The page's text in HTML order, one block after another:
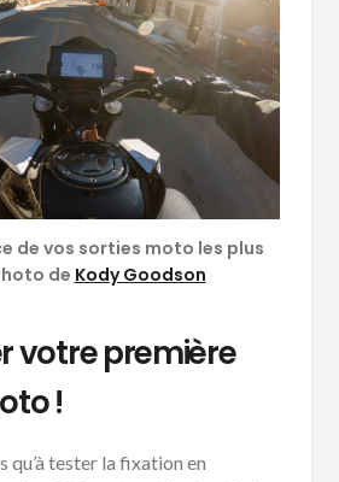
de vos sorties moto les plus
de Kody Goodson
votre première
!
qu’à tester la fixation en